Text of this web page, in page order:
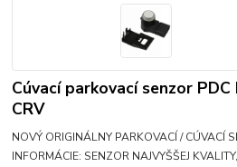
Cúvací parkovací senzor PDC
CRV
NOVÝ ORIGINÁLNY PARKOVACÍ / CÚVACÍ
INFORMÁCIE: SENZOR NAJVYŠŠEJ